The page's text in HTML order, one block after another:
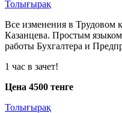
Толығырақ
Все изменения в Трудовом
Казанцева. Простым
работы Бухгалтера и
1 час в зачет!
Цена 4500 тенге
Толығырақ